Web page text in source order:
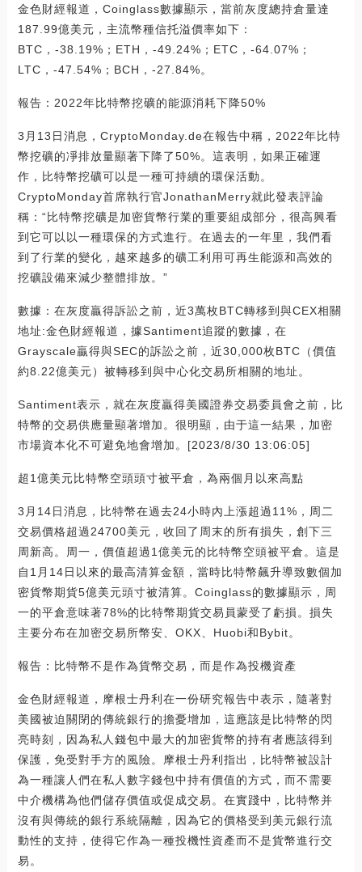
金色財經報道，Coinglass數據顯示，當前灰度總持倉量達
187.99億美元，主流幣種信托溢價率如下：
BTC，-38.19%；ETH，-49.24%；ETC，-64.07%；
LTC，-47.54%；BCH，-27.84%。
報告：2022年比特幣挖礦的能源消耗下降50%
3月13日消息，CryptoMonday.de在報告中稱，2022年比特
幣挖礦的凈排放量顯著下降了50%。這表明，如果正確運
作，比特幣挖礦可以是一種可持續的環保活動。
CryptoMonday首席執行官JonathanMerry就此發表評論
稱：“比特幣挖礦是加密貨幣行業的重要組成部分，很高興看
到它可以以一種環保的方式進行。在過去的一年里，我們看
到了行業的變化，越來越多的礦工利用可再生能源和高效的
挖礦設備來減少整體排放。”
數據：在灰度贏得訴訟之前，近3萬枚BTC轉移到與CEX相關
地址:金色財經報道，據Santiment追蹤的數據，在
Grayscale贏得與SEC的訴訟之前，近30,000枚BTC（價值
約8.22億美元）被轉移到與中心化交易所相關的地址。
Santiment表示，就在灰度贏得美國證券交易委員會之前，比
特幣的交易供應量顯著增加。很明顯，由于這一結果，加密
市場資本化不可避免地會增加。[2023/8/30 13:06:05]
超1億美元比特幣空頭頭寸被平倉，為兩個月以來高點
3月14日消息，比特幣在過去24小時內上漲超過11%，周二
交易價格超過24700美元，收回了周末的所有損失，創下三
周新高。周一，價值超過1億美元的比特幣空頭被平倉。這是
自1月14日以來的最高清算金額，當時比特幣飆升導致數個加
密貨幣期貨5億美元頭寸被清算。Coinglass的數據顯示，周
一的平倉意味著78%的比特幣期貨交易員蒙受了虧損。損失
主要分布在加密交易所幣安、OKX、Huobi和Bybit。
報告：比特幣不是作為貨幣交易，而是作為投機資產
金色財經報道，摩根士丹利在一份研究報告中表示，隨著對
美國被迫關閉的傳統銀行的擔憂增加，這應該是比特幣的閃
亮時刻，因為私人錢包中最大的加密貨幣的持有者應該得到
保護，免受對手方的風險。摩根士丹利指出，比特幣被設計
為一種讓人們在私人數字錢包中持有價值的方式，而不需要
中介機構為他們儲存價值或促成交易。在實踐中，比特幣并
沒有與傳統的銀行系統隔離，因為它的價格受到美元銀行流
動性的支持，使得它作為一種投機性資產而不是貨幣進行交
易。